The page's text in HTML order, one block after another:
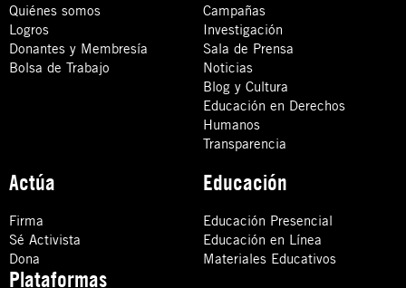
Quiénes somos
Logros
Donantes y Membresía
Bolsa de Trabajo
Campañas
Investigación
Sala de Prensa
Noticias
Blog y Cultura
Educación en Derechos
Humanos
Transparencia
Actúa
Firma
Sé Activista
Dona
Educación
Educación Presencial
Educación en Línea
Materiales Educativos
Plataformas